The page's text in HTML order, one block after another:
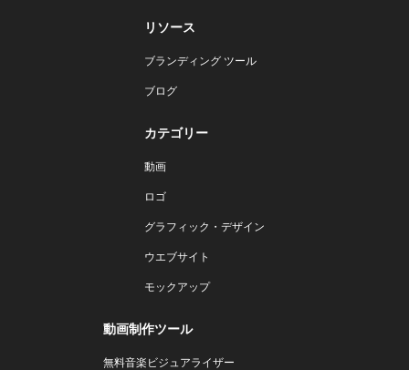
リソース
ブランディング ツール
ブログ
カテゴリー
動画
ロゴ
グラフィック・デザイン
ウエブサイト
モックアップ
動画制作ツール
無料音楽ビジュアライザー